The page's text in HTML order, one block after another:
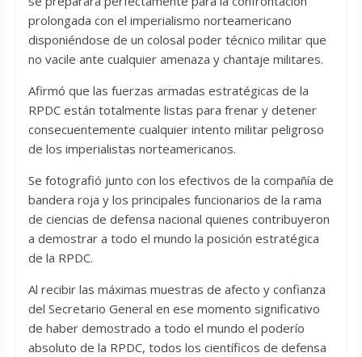
prolongada con el imperialismo norteamericano
disponiéndose de un colosal poder técnico militar que
no vacile ante cualquier amenaza y chantaje militares.
Afirmó que las fuerzas armadas estratégicas de la
RPDC están totalmente listas para frenar y detener
consecuentemente cualquier intento militar peligroso
de los imperialistas norteamericanos.
Se fotografió junto con los efectivos de la compañía de
bandera roja y los principales funcionarios de la rama
de ciencias de defensa nacional quienes contribuyeron
a demostrar a todo el mundo la posición estratégica
de la RPDC.
Al recibir las máximas muestras de afecto y confianza
del Secretario General en ese momento significativo
de haber demostrado a todo el mundo el poderío
absoluto de la RPDC, todos los científicos de defensa